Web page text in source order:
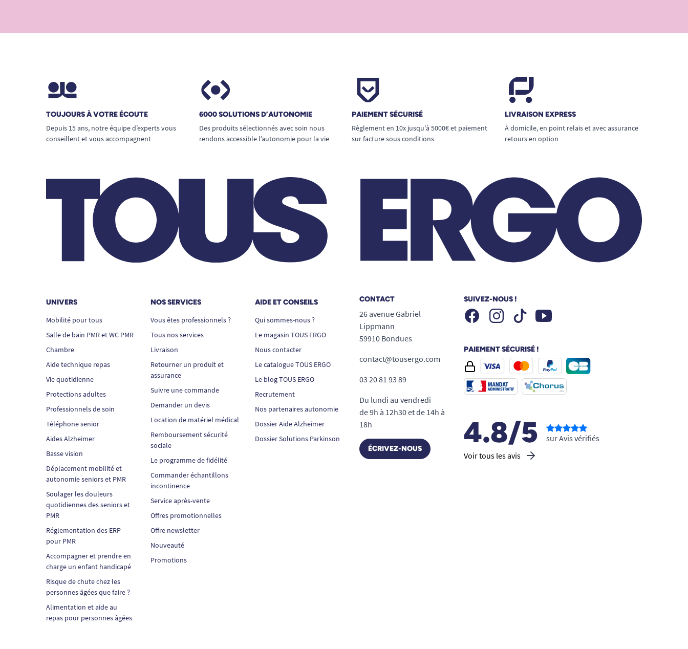
TOUJOURS À VOTRE ÉCOUTE
Depuis 15 ans, notre équipe d’experts vous
conseillent et vous accompagnent
6000 SOLUTIONS D’AUTONOMIE
Des produits sélectionnés avec soin nous
rendons accessible l’autonomie pour la vie
PAIEMENT SÉCURISÉ
Règlement en 10x jusqu'à 5000€ et paiement
sur facture sous conditions
LIVRAISON EXPRESS
À domicile, en point relais et avec assurance
retours en option
UNIVERS
Mobilité pour tous
Salle de bain PMR et WC PMR
Chambre
Aide technique repas
Vie quotidienne
Protections adultes
Professionnels de soin
Téléphone senior
Aides Alzheimer
Basse vision
Déplacement mobilité et
autonomie seniors et PMR
Soulager les douleurs
quotidiennes des seniors et
PMR
Réglementation des ERP
pour PMR
Accompagner et prendre en
charge un enfant handicapé
Risque de chute chez les
personnes âgées que faire ?
Alimentation et aide au
repas pour personnes âgées
NOS SERVICES
Vous êtes professionnels ?
Tous nos services
Livraison
Retourner un produit et
assurance
Suivre une commande
Demander un devis
Location de matériel médical
Remboursement sécurité
sociale
Le programme de fidélité
Commander échantillons
incontinence
Service après-vente
Offres promotionnelles
Offre newsletter
Nouveauté
Promotions
AIDE ET CONSEILS
Qui sommes-nous ?
Le magasin TOUS ERGO
Nous contacter
Le catalogue TOUS ERGO
Le blog TOUS ERGO
Recrutement
Nos partenaires autonomie
Dossier Aide Alzheimer
Dossier Solutions Parkinson
CONTACT
26 avenue Gabriel
Lippmann
59910 Bondues
contact@tousergo.com
03 20 81 93 89
Du lundi au vendredi
de 9h à 12h30 et de 14h à
18h
ÉCRIVEZ-NOUS
SUIVEZ-NOUS !
FacebookInstagramTiktok Youtube
PAIEMENT SÉCURISÉ !
4.8/5
Voir tous les avis
sur Avis vérifiés